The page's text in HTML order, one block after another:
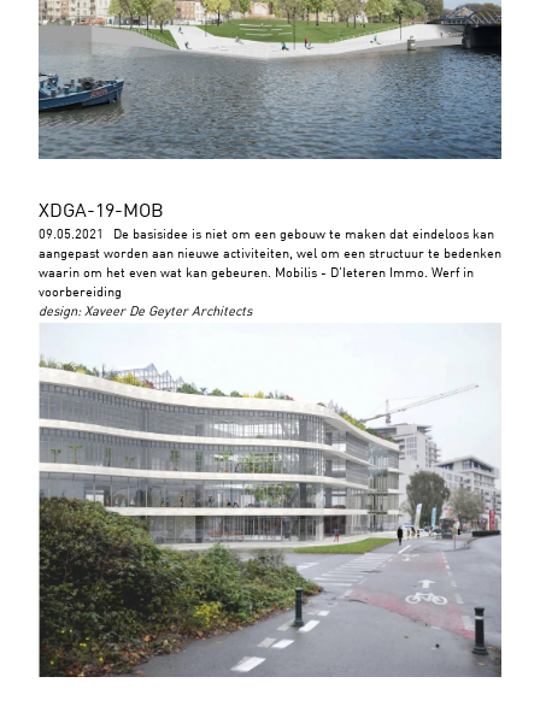
XDGA-19-MOB
09.05.2021
De basisidee is niet om een gebouw te maken dat eindeloos kan
aangepast worden aan nieuwe activiteiten, wel om een structuur te bedenken
waarin om het even wat kan gebeuren. Mobilis - D’Ieteren Immo. Werf in
voorbereiding
design:Xaveer De Geyter Architects